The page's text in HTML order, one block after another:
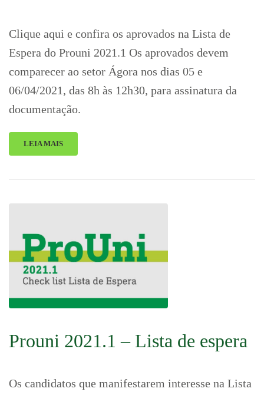
Clique aqui e confira os aprovados na Lista de
Espera do Prouni 2021.1 Os aprovados devem
comparecer ao setor Ágora nos dias 05 e
06/04/2021, das 8h às 12h30, para assinatura da
documentação.
LEIA MAIS
Prouni 2021.1 – Lista de espera
Os candidatos que manifestarem interesse na Lista